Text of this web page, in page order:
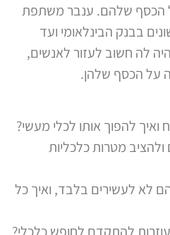
הכסף שלהם. ענבר משתפת
בבנק הבינלאומי ועד
לה חשוב לעזור לאנשים,
על הכסף שלהן.
ואיך להפוך אותו לכלי מעשי?
מטרות כלכליות
לא לעשירים בלבד, ואיך כל